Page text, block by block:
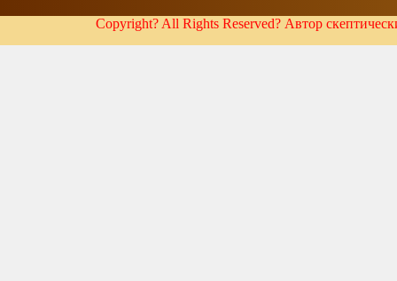
Copyright? All Rights Reserved? Автор